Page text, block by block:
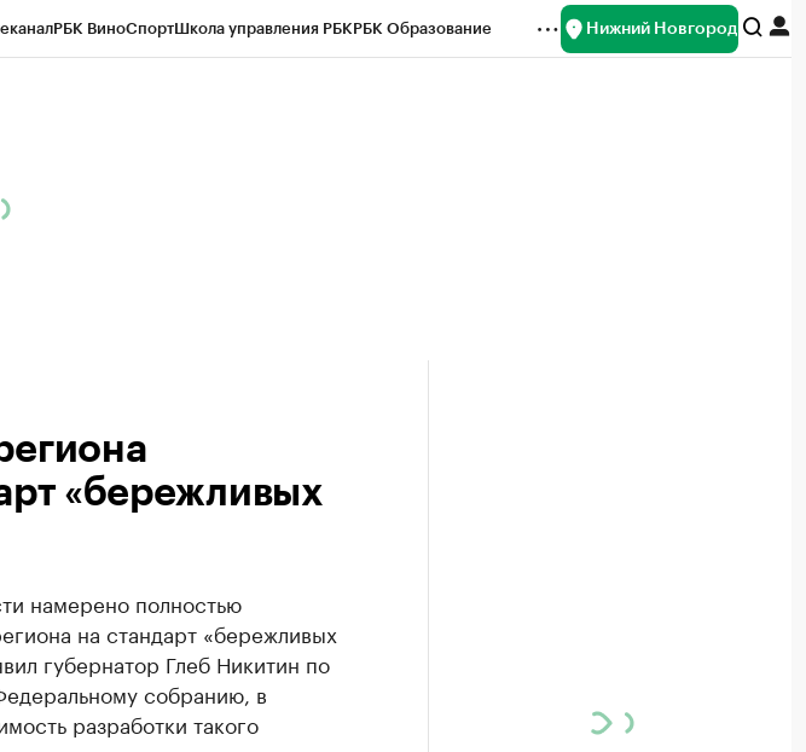
РБК ВиноСпортШкола управления РБКРБК Образование Нижний Новгород
«бережливых
намерено полностью
на стандарт ​«бережливых
губернатор Глеб Никитин по
собранию, в
разработки такого